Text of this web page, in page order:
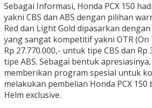
Sebagai Informasi, Honda PCX 150
yakni CBS dan ABS dengan pilihan
Red dan Light Gold dipasarkan
yang sangat kompetitif yakni OTR (On
Rp 27.770.000,- untuk tipe CBS dan Rp
tipe ABS. Sebagai bentuk
memberikan program spesial untuk
melakukan pembelian Honda PCX
Helm exclusive.